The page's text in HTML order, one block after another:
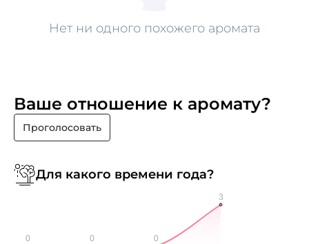
Нет ни одного похожего аромата
Ваше отношение к аромату?
Проголосовать
Для какого времени года?